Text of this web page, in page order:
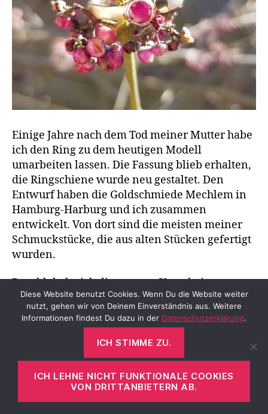
Einige Jahre nach dem Tod meiner Mutter habe
ich den Ring zu dem heutigen Modell
umarbeiten lassen. Die Fassung blieb erhalten,
die Ringschiene wurde neu gestaltet. Den
Entwurf haben die Goldschmiede Mechlem in
Hamburg-Harburg und ich zusammen
entwickelt. Von dort sind die meisten meiner
Schmuckstücke, die aus alten Stücken gefertigt
wurden.
Bezahlt habe ich die erneute Umarbeitung von
meinem ersten Honorar als Stilberaterin im
Sommer 2005. Die Reduktion der ersten
Fassung passt besser zu mir und der Ring hat
den Wandel meiner Schmuckvorliebe wieder
hin zu warmen Goldtönen eingeläutet. Ich
trage ihn jetzt viel lieber als vorher und bin
froh, mich für diese Veränderung entschieden
zu haben.
Diese Website benutzt Cookies. Wenn Du die Website weiter
nutzt, gehen wir von Deinem Einverständnis aus. Weitere
Informationen findest Du dazu in der Datenschutzerklärung.
ICH STIMME ZU.
ICH LEHNE NICHT FUNKTIONALE COOKIES
VON DRITTANBIETERN AB.